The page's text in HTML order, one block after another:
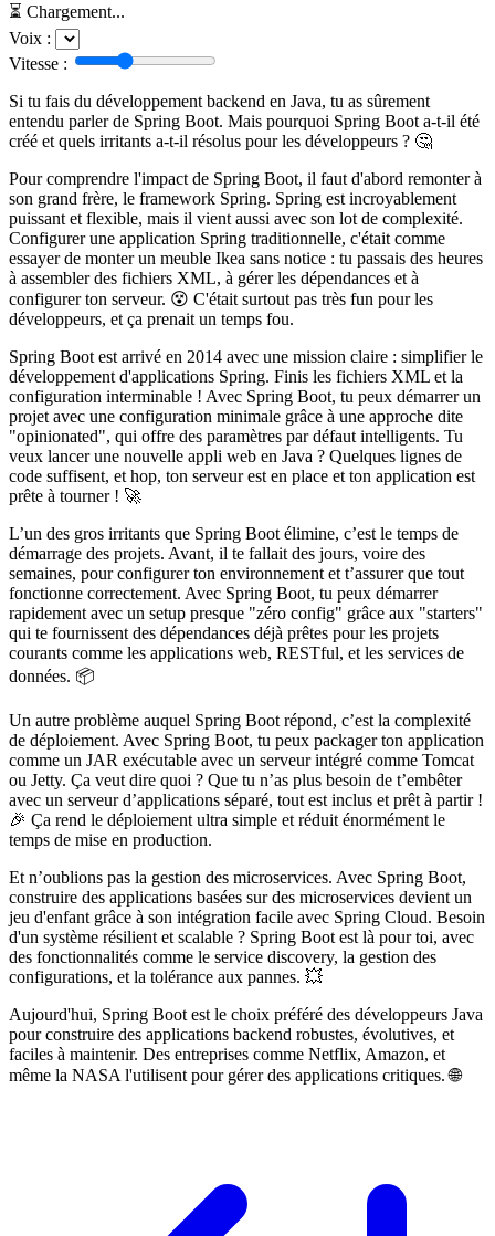
⏳ Chargement...
Voix :
Vitesse :
Si tu fais du développement backend en Java, tu as sûrement
entendu parler de Spring Boot. Mais pourquoi Spring Boot a-t-il été
créé et quels irritants a-t-il résolus pour les développeurs ? 🤔
Pour comprendre l'impact de Spring Boot, il faut d'abord remonter à
son grand frère, le framework Spring. Spring est incroyablement
puissant et flexible, mais il vient aussi avec son lot de complexité.
Configurer une application Spring traditionnelle, c'était comme
essayer de monter un meuble Ikea sans notice : tu passais des heures
à assembler des fichiers XML, à gérer les dépendances et à
configurer ton serveur. 😵 C'était surtout pas très fun pour les
développeurs, et ça prenait un temps fou.
Spring Boot est arrivé en 2014 avec une mission claire : simplifier le
développement d'applications Spring. Finis les fichiers XML et la
configuration interminable ! Avec Spring Boot, tu peux démarrer un
projet avec une configuration minimale grâce à une approche dite
"opinionated", qui offre des paramètres par défaut intelligents. Tu
veux lancer une nouvelle appli web en Java ? Quelques lignes de
code suffisent, et hop, ton serveur est en place et ton application est
prête à tourner ! 🚀
L’un des gros irritants que Spring Boot élimine, c’est le temps de
démarrage des projets. Avant, il te fallait des jours, voire des
semaines, pour configurer ton environnement et t’assurer que tout
fonctionne correctement. Avec Spring Boot, tu peux démarrer
rapidement avec un setup presque "zéro config" grâce aux "starters"
qui te fournissent des dépendances déjà prêtes pour les projets
courants comme les applications web, RESTful, et les services de
données. 📦
Un autre problème auquel Spring Boot répond, c’est la complexité
de déploiement. Avec Spring Boot, tu peux packager ton application
comme un JAR exécutable avec un serveur intégré comme Tomcat
ou Jetty. Ça veut dire quoi ? Que tu n’as plus besoin de t’embêter
avec un serveur d’applications séparé, tout est inclus et prêt à partir !
🎉 Ça rend le déploiement ultra simple et réduit énormément le
temps de mise en production.
Et n’oublions pas la gestion des microservices. Avec Spring Boot,
construire des applications basées sur des microservices devient un
jeu d'enfant grâce à son intégration facile avec Spring Cloud. Besoin
d'un système résilient et scalable ? Spring Boot est là pour toi, avec
des fonctionnalités comme le service discovery, la gestion des
configurations, et la tolérance aux pannes. 💥
Aujourd'hui, Spring Boot est le choix préféré des développeurs Java
pour construire des applications backend robustes, évolutives, et
faciles à maintenir. Des entreprises comme Netflix, Amazon, et
même la NASA l'utilisent pour gérer des applications critiques. 🌐